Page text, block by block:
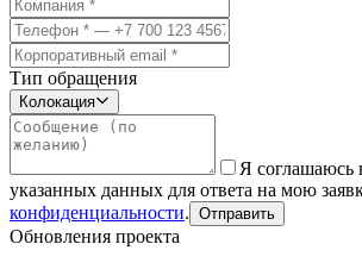
Тип обращения
Колокация
Я соглашаюсь
указанных данных для ответа на мою
конфиденциальности. Отправить
Обновления проекта